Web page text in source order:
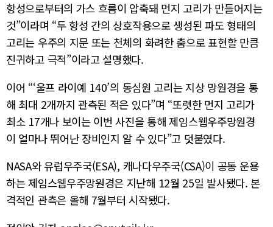
항성으로부터의 가스 흐름이 압축돼 먼지 고리가 만들어지는
것”이라며 “두 항성 간의 상호작용으로 생성된 파도 형태의
고리는 우주의 지문 또는 천체의 화려한 춤으로 표현할 만큼
진귀하고 극적”이라고 설명했다.
이어 “‘울프 라이예 140’의 동심원 고리는 지상 망원경을 통
해 최대 2개까지 관측된 적은 있다”며 “또렷한 먼지 고리가
최소 17개나 보이는 이번 사진을 통해 제임스웹우주망원경
이 얼마나 뛰어난 장비인지 알 수 있다”고 덧붙였다.
NASA와 유럽우주국(ESA), 캐나다우주국(CSA)이 공동 운용
하는 제임스웹우주망원경은 지난해 12월 25일 발사됐다. 본
격적인 관측은 올해 7월부터 시작됐다.